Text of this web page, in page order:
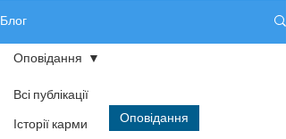
Блог
Всі публікації
Історії карми
Оповідання
Оповідання